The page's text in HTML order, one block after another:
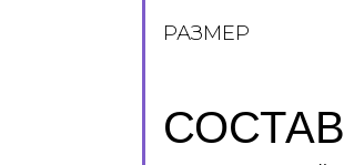
РАЗМЕР
СОСТАВ